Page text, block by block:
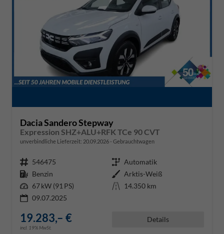
Dacia Sandero Stepway
Expression SHZ+ALU+RFK TCe 90 CVT
unverbindliche Lieferzeit: 20.09.2026 Gebrauchtwagen
Fahrzeugnr. 546475 Getriebe Automatik
Kraftstoff Benzin Außenfarbe Arktis-Weiß
Leistung 67 kW (91 PS) Kilometerstand 14.350 km
09.07.2025
19.283,– €
incl. 19% MwSt.
Details